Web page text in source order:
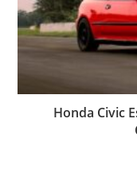
Honda Civic